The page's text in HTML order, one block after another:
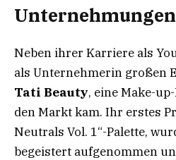
Unternehmungen
Neben ihrer Karriere als
als Unternehmerin großen
Tati Beauty, eine Make-
den Markt kam. Ihr erstes
Neutrals Vol. 1“-Palette,
begeistert aufgenommen